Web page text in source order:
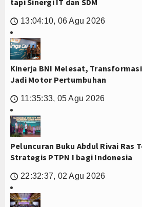
🕔 13:04:10, 06 Agu 2026
Kinerja BNI Melesat, Transformasi
Jadi Motor Pertumbuhan
🕔 11:35:33, 05 Agu 2026
Peluncuran Buku Abdul Rivai Ras
Strategis PTPN I bagi Indonesia
🕔 22:32:37, 02 Agu 2026